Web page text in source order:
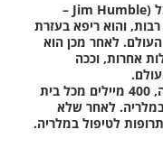
את השיטה המציא אדם בשם ג’ים האמבל (Jim Humble –
והוא ריפא בעזרת
לאחר מכן הוא
אחרות, וככה
במהלך פרויקט לחיפוש זהב בזהב בגיאנה, 400 מיילים מכל בית
לאחר שלא
לטיפול במלריה.